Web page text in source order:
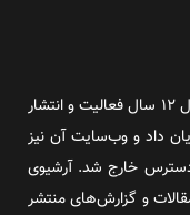
روز آنلاین روزنامه‌ای اینترنتی بود که پس از طول ۱۲ سال فعالیت و انتشار
خود پایان داد و وب‌سایت آن نیز
خارج شد. آرشیوی
و گزارش‌های منتشر